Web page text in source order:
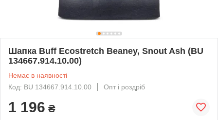
Шапка Buff Ecostretch Beaney, Snout Ash (BU
134667.914.10.00)
Немає в наявності
Код: BU 134667.914.10.00
Опт і роздріб
1 196 ₴